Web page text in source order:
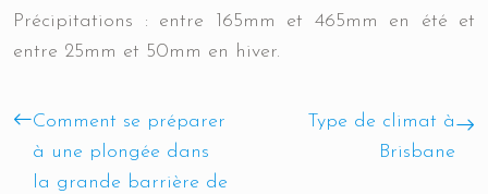
Précipitations : entre 165mm et 465mm en été et
entre 25mm et 50mm en hiver.
Comment se préparer
à une plongée dans
la grande barrière de
Type de climat à
Brisbane